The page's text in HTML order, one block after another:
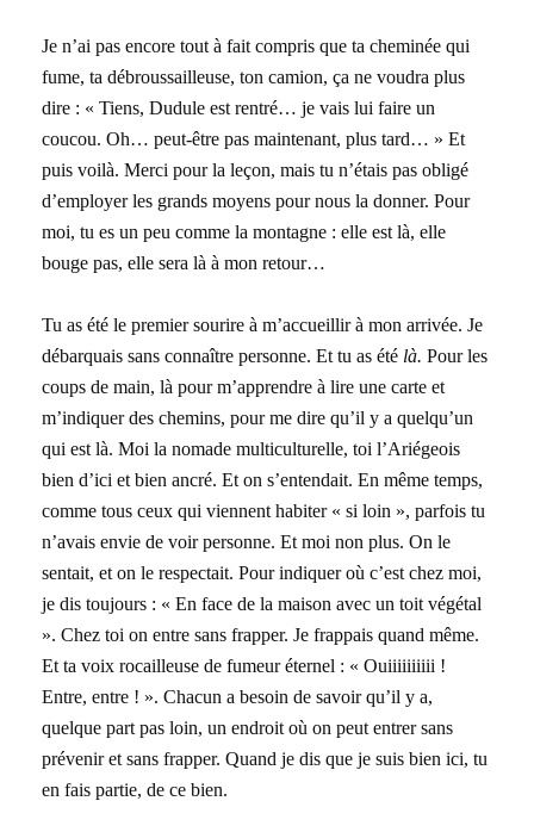
Je n’ai pas encore tout à fait compris que ta cheminée qui
fume, ta débroussailleuse, ton camion, ça ne voudra plus
dire : « Tiens, Dudule est rentré… je vais lui faire un
coucou. Oh… peut-être pas maintenant, plus tard… » Et
puis voilà. Merci pour la leçon, mais tu n’étais pas obligé
d’employer les grands moyens pour nous la donner. Pour
moi, tu es un peu comme la montagne : elle est là, elle
bouge pas, elle sera là à mon retour…
Tu as été le premier sourire à m’accueillir à mon arrivée. Je
débarquais sans connaître personne. Et tu as été là. Pour les
coups de main, là pour m’apprendre à lire une carte et
m’indiquer des chemins, pour me dire qu’il y a quelqu’un
qui est là. Moi la nomade multiculturelle, toi l’Ariégeois
bien d’ici et bien ancré. Et on s’entendait. En même temps,
comme tous ceux qui viennent habiter « si loin », parfois tu
n’avais envie de voir personne. Et moi non plus. On le
sentait, et on le respectait. Pour indiquer où c’est chez moi,
je dis toujours : « En face de la maison avec un toit végétal
». Chez toi on entre sans frapper. Je frappais quand même.
Et ta voix rocailleuse de fumeur éternel : « Ouiiiiiiiiii !
Entre, entre ! ». Chacun a besoin de savoir qu’il y a,
quelque part pas loin, un endroit où on peut entrer sans
prévenir et sans frapper. Quand je dis que je suis bien ici, tu
en fais partie, de ce bien.